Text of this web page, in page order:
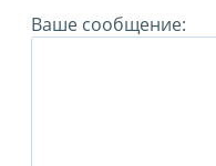
Ваше сообщение: